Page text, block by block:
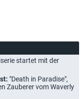
startet mit der
"Death in Paradise",
Zauberer vom Waverly